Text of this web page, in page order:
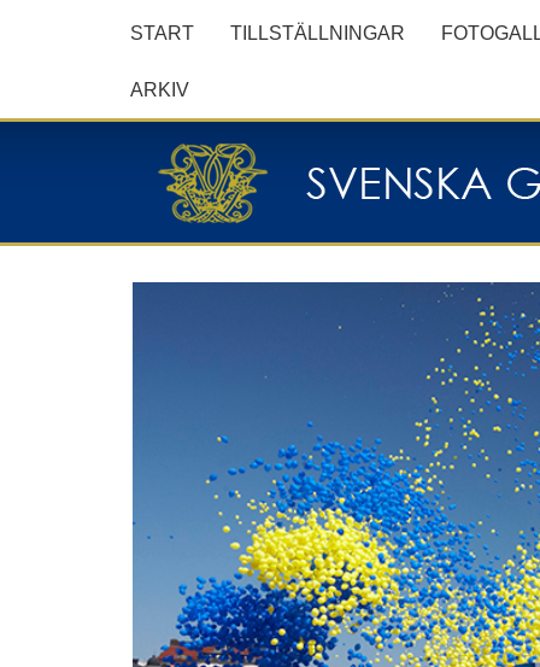
START TILLSTÄLLNINGAR
ARKIV